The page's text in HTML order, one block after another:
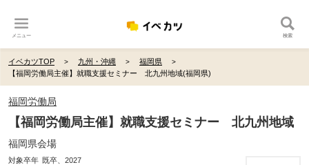
メニュー 検索
イベカツTOP 九州・沖縄
福岡県
【福岡労働局主催】就職支援セミナー 北九州地域(福岡県)
福岡労働局
【福岡労働局主催】就職支援セミナー 北九州地域
福岡県会場
対象卒年 既卒、2027